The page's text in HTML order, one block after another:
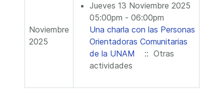
Noviembre
2025
Jueves 13 Noviembre 2025
05:00pm - 06:00pm
Una charla con las Personas
Orientadoras Comunitarias
de la UNAM
:: Otras
actividades